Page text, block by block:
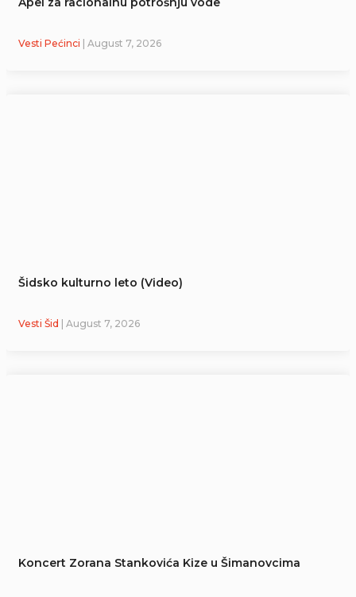
Vesti Pećinci | August 7, 2026
Šidsko kulturno leto (Video)
Vesti Šid | August 7, 2026
Koncert Zorana Stankovića Kize u Šimanovcima